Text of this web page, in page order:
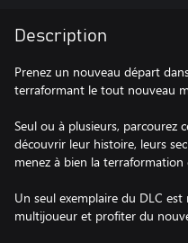
Description
Prenez un nouveau départ
terraformant le tout nouveau
Seul ou à plusieurs, parcourez
découvrir leur histoire, leurs
menez à bien la
Un seul exemplaire du DLC
multijoueur et profiter du